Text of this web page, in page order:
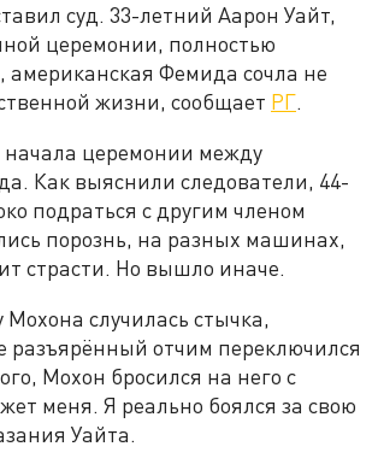
суд. 33-летний Аарон Уайт,
церемонии, полностью
Фемида сочла не
жизни, сообщает РГ.
церемонии между
Как выяснили следователи, 44-
подраться с другим членом
порознь, на разных машинах,
страсти. Но вышло иначе.
случилась стычка,
разъярённый отчим переключился
Мохон бросился на него с
меня. Я реально боялся за свою
Уайта.